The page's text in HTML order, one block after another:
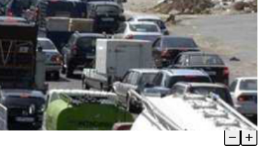
هلع بعد تحذير بإخلاء مبنى في الضبية... وقوى الأمن تتحرّك